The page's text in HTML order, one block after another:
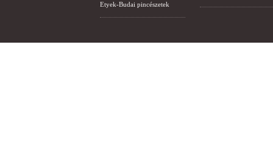
Etyek-Budai pincészetek